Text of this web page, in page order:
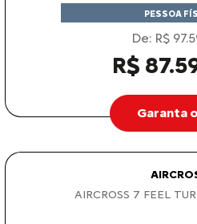
PESSOA
De: R$
R$
Garanta
AIRCROSS 7 FEEL